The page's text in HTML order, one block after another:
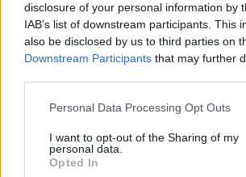
disclosure of your personal information by
IAB’s list of downstream participants. This
also be disclosed by us to third parties on
Downstream Participants that may further
Please note that this website/app uses one
not limited to your visit or usage behaviour.
grant or deny consent to Google and its
use your data for below specified purposes
Personal Data Processing Opt Outs
I want to opt-out of the Sharing of my
personal data.
Opted In
TESTS. Ja vari
vārdus, kas
augšpēdus, ar tevi
pagaidām viss ir